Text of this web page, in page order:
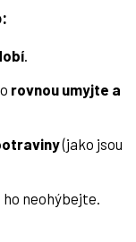
rovnou umyjte a
(jako jsou
neohýbejte.